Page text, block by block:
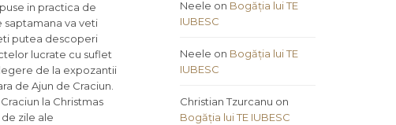
in practica de
saptamana va veti
putea descoperi
lucrate cu suflet
de la expozantii
de Ajun de Craciun.
la Christmas
zile ale
Neele on Bogăția lui TE
IUBESC
Neele on Bogăția lui TE
IUBESC
Christian Tzurcanu on
Bogăția lui TE IUBESC